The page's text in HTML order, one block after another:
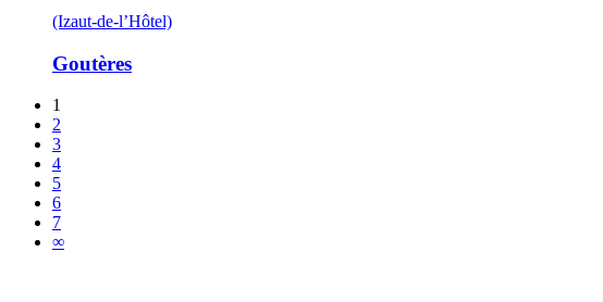
(Izaut-de-l’Hôtel)
Goutères
1
2
3
4
5
6
7
∞